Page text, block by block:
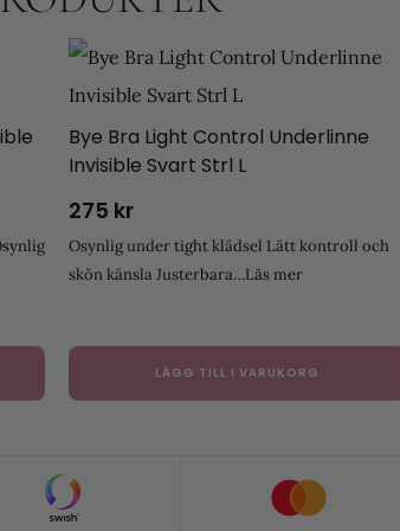
Bye Bra Light Control Underlinne
Invisible Svart Strl L
275 kr
Osynlig under tight klädsel Lätt kontroll och
skön känsla Justerbara…Läs mer
LÄGG TILL I VARUKORG